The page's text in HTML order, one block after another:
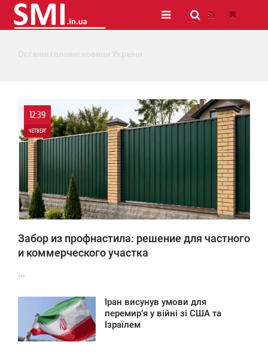
Останні головні новини України
12:39
ЧЕТВЕРГ
0
0
Забор из профнастила: решение для частного
и коммерческого участка
...
Іран висунув умови для
перемир’я у війні зі США та
Ізраїлем